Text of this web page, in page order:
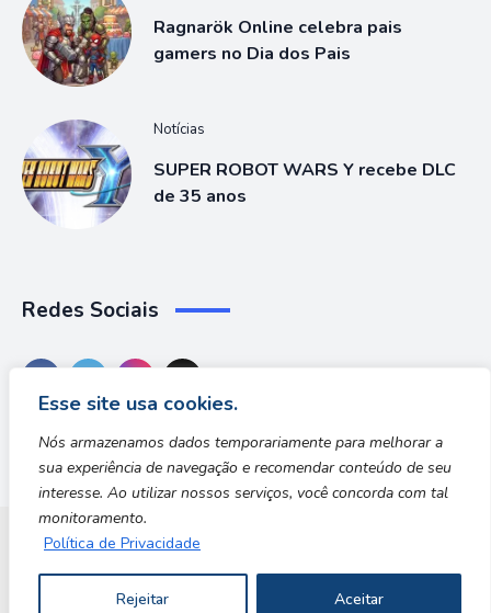
Esse site usa cookies.
Nós armazenamos dados temporariamente para melhorar a
sua experiência de navegação e recomendar conteúdo de seu
interesse. Ao utilizar nossos serviços, você concorda com tal
monitoramento.
Política de Privacidade
Rejeitar Aceitar
Ragnarök Online celebra pais
gamers no Dia dos Pais
Notícias
SUPER ROBOT WARS Y recebe DLC
de 35 anos
Redes Sociais
Copyright © 2026 | Desenvolvido por Safe Zone